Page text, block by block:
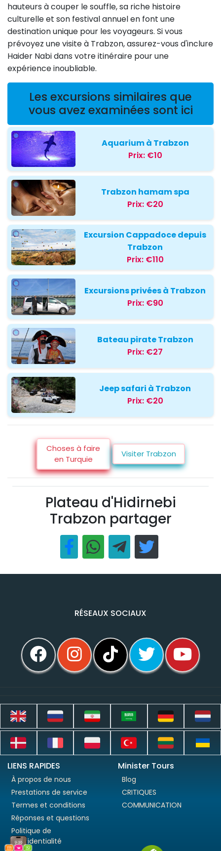
hauteurs à couper le souffle, sa riche histoire
culturelle et son festival annuel en font une
destination unique pour les voyageurs. Si vous
prévoyez une visite à Trabzon, assurez-vous d'inclure
Haider Nabi dans votre itinéraire pour une
expérience inoubliable.
Les excursions similaires que
vous avez examinées sont ici
Aquarium à Trabzon
Prix: €10
Trabzon hamam spa
Prix: €20
Excursion Cappadoce depuis
Trabzon
Prix: €110
Excursions privées à Trabzon
Prix: €90
Bateau pirate Trabzon
Prix: €27
Jeep safari à Trabzon
Prix: €20
Choses à faire
en Turquie
Visiter Trabzon
Plateau d'Hidirnebi
Trabzon partager
RÉSEAUX SOCIAUX
LIENS RAPIDES
À propos de nous
Prestations de service
Termes et conditions
Réponses et questions
Politique de
confidentialité
Minister Tours
Blog
CRITIQUES
COMMUNICATION